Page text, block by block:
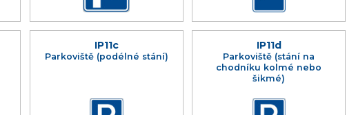
IP11c
Parkoviště (podélné stání)
IP11d
Parkoviště (stání na
chodníku kolmé nebo
šikmé)